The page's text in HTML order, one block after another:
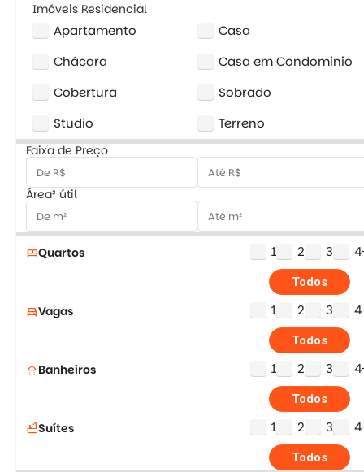
Imóveis Residencial
Apartamento
Casa
Chácara
Casa em Condominio
Cobertura
Sobrado
Studio
Terreno
Faixa de Preço
Área² útil
bedQuartos 1 2 3
Todos
directions_carVagas 1 2 3
Todos
shower Banheiros 1 2 3
Todos
bathtubSuítes 1 2 3
Todos